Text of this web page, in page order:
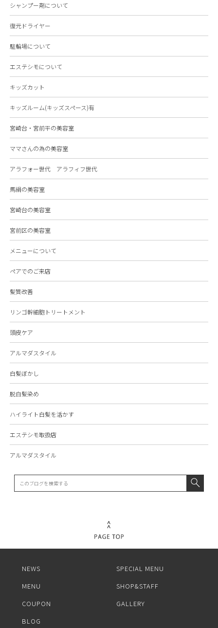
シャンプー剤について
復元ドライヤー
駐輪場について
エステシモについて
キッズカット
キッズルーム(キッズスペース)有
宮崎台・宮前平の美容室
ママさんの為の美容室
アラフォー世代 アラフィフ世代
馬絹の美容室
宮崎台の美容室
宮前区の美容室
メニューについて
ペアでのご来店
髪質改善
リンゴ幹細胞トリートメント
頭皮ケア
アルマダスタイル
白髪ぼかし
脱白髪染め
ハイライト白髪を活かす
エステシモ取扱店
アルマダスタイル
NEWS
SPECIAL MENU
MENU
SHOP&STAFF
COUPON
GALLERY
BLOG